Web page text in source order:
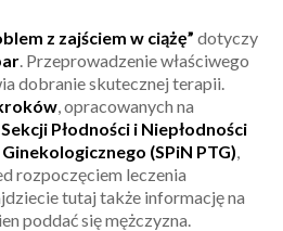
z zajściem w ciążę” dotyczy
. Przeprowadzenie właściwego
dobranie skutecznej terapii.
, opracowanych na
Płodności i Niepłodności
(SPiN PTG),
rozpoczęciem leczenia
tutaj także informację na
poddać się mężczyzna.